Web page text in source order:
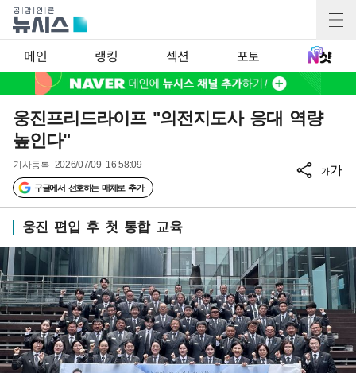
메인 랭킹 섹션 포토
웅진프리드라이프 "의전지도사 응대 역량
높인다"
기사등록 2026/07/09 16:58:09
구글에서 선호하는 매체로 추가
가가
웅진 편입 후 첫 통합 교육